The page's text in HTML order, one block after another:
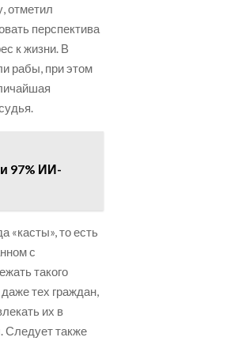
отметил
перспектива
к жизни. В
рабы, при этом
97% ИИ-
«касты», то есть
с
такого
тех граждан,
их в
Следует также